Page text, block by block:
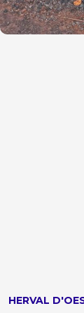
HERVAL